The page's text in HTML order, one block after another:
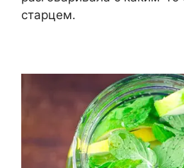
старцем.